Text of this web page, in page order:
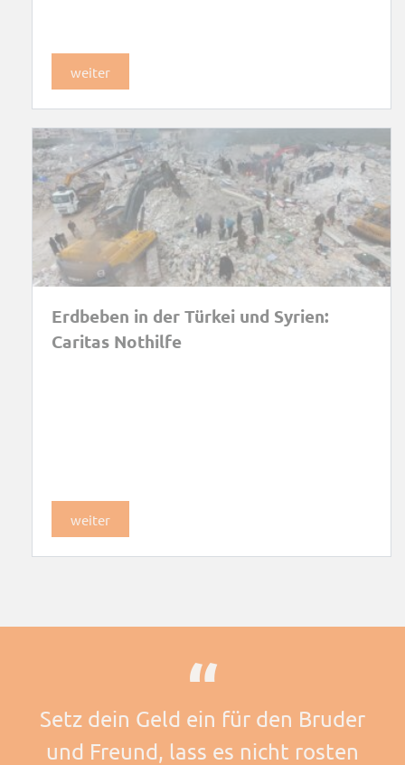
weiter
Erdbeben in der Türkei und Syrien:
Caritas Nothilfe
weiter
Setz dein Geld ein für den Bruder
und Freund, lass es nicht rosten